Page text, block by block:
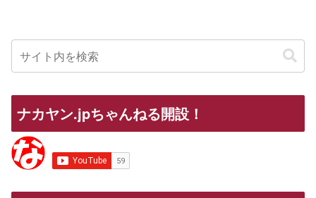
ナカヤン.jpちゃんねる開設！